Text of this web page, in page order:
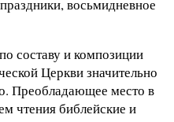
восьмидневное
составу и композиции
Церкви значительно
Преобладающее место в
чтения библейские и